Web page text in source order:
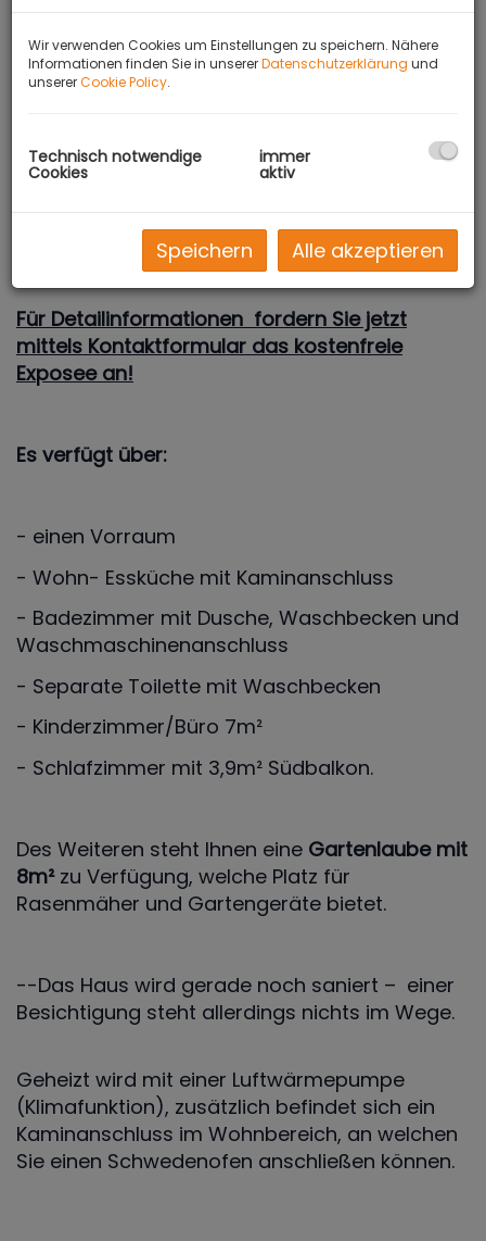
+++Zur Vermietung gelangt hier ein schmukes
Haus im Wienerwald mit ca. 50m² Wohnfläche
auf 590m² Garten+++
Für Detailinformationen fordern Sie jetzt
mittels Kontaktformular das kostenfreie
Exposee an!
Es verfügt über:
- einen Vorraum
- Wohn- Essküche mit Kaminanschluss
- Badezimmer mit Dusche, Waschbecken und
Waschmaschinenanschluss
- Separate Toilette mit Waschbecken
- Kinderzimmer/Büro 7m²
- Schlafzimmer mit 3,9m² Südbalkon.
Des Weiteren steht Ihnen eine Gartenlaube mit
8m²zu Verfügung, welche Platz für
Rasenmäher und Gartengeräte bietet.
--Das Haus wird gerade noch saniert – einer
Besichtigung steht allerdings nichts im Wege.
Geheizt wird mit einer Luftwärmepumpe
(Klimafunktion), zusätzlich befindet sich ein
Kaminanschluss im Wohnbereich, an welchen
Sie einen Schwedenofen anschließen können.
Wir verwenden Cookies um Einstellungen zu speichern. Nähere
Informationen finden Sie in unsererDatenschutzerklärung und
unsererCookie Policy.
Technisch notwendige
Cookies
immer
aktiv
Speichern Alle akzeptieren